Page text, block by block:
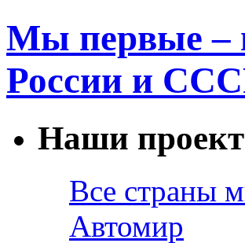
Мы первые –
России и
Наши
Все страны
Автомир